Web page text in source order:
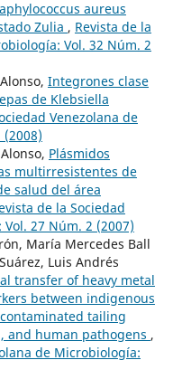
aureus
Zulia , Revista de la
Vol. 32 Núm. 2
Integrones clase
de Klebsiella
Venezolana de
Plásmidos
multirresistentes de
salud del área
de la Sociedad
27 Núm. 2 (2007)
María Mercedes Ball
Luis Andrés
transfer of heavy metal
between indigenous
tailing
and human pathogens ,
de Microbiología: